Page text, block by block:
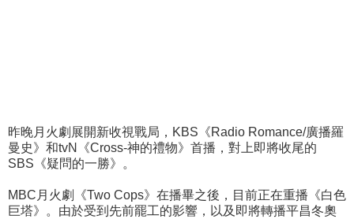
昨晚月火劇展開新收視戰局，KBS《Radio Romance/廣播羅
曼史》和tvN
《Cross-神的禮物》首播，對上即將收尾的
SBS《疑問的一勝》。
MBC月火劇《Two Cops》在播畢之後，目前正在重播《白色
巨塔》。由於受到先前罷工的影響，以及即將轉播平昌冬奧